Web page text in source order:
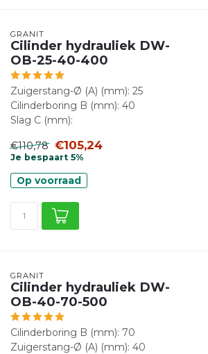
GRANIT
Cilinder hydrauliek DW-
OB-25-40-400
Zuigerstang-Ø (A) (mm): 25
Cilinderboring B (mm): 40
Slag C (mm):
€110,78 €105,24
Je bespaart 5%
Op voorraad
GRANIT
Cilinder hydrauliek DW-
OB-40-70-500
Cilinderboring B (mm): 70
Zuigerstang-Ø (A) (mm): 40